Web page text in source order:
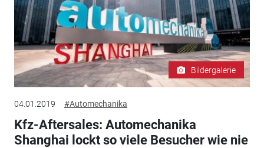
Bildergalerie
04.01.2019 #Automechanika
Kfz-Aftersales: Automechanika
Shanghai lockt so viele Besucher wie nie